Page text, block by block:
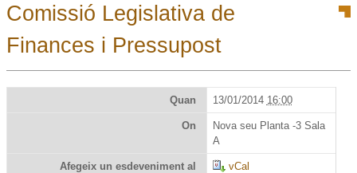
Comissió Legislativa de
Finances i Pressupost
Quan 13/01/2014 16:00
On
Nova seu Planta -3 Sala
A
Afegeix un esdeveniment al
vCal